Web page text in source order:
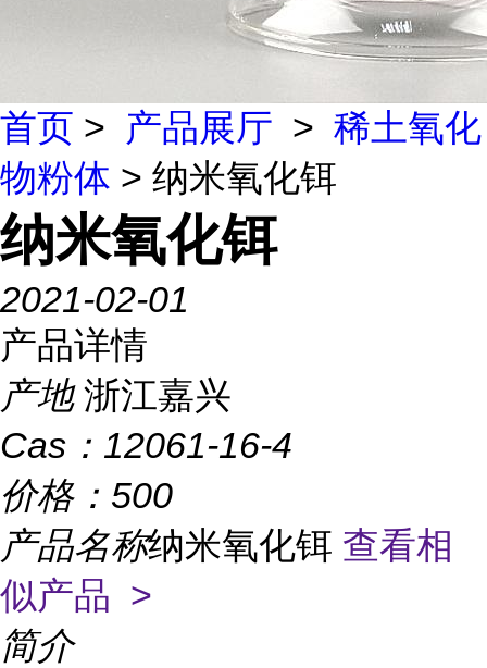
首页 > 产品展厅 > 稀土氧化
物粉体 > 纳米氧化铒
纳米氧化铒
2021-02-01
产品详情
产地 浙江嘉兴
Cas： 12061-16-4
价格： 500
产品名称纳米氧化铒 查看相
似产品 >
简介